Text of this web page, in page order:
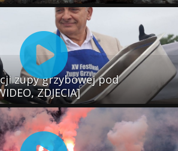
zupy grzybowej pod
ZDJECIA]